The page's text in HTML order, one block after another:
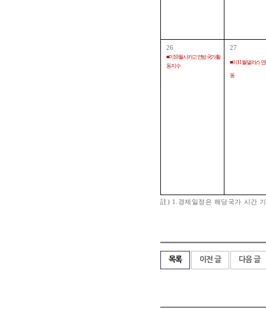
26
■ 미 10월 시카고 연방 국가활
동 지수
27
■ 미 11월 댈러스
동
註) 1.경제일정은 해당국가 시간
목록 이전 글 다음 글